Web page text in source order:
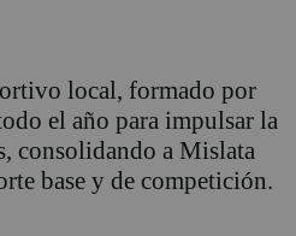
local, formado por
el año para impulsar la
consolidando a Mislata
base y de competición.